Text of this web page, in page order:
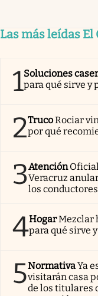
Las más leídas
1Soluciones
para qué sirve y
2TrucoRociar
por qué
3Atención
Veracruz
los
4HogarMezclar
para qué sirve
5NormativaYa
visitarán casa
de los titulares